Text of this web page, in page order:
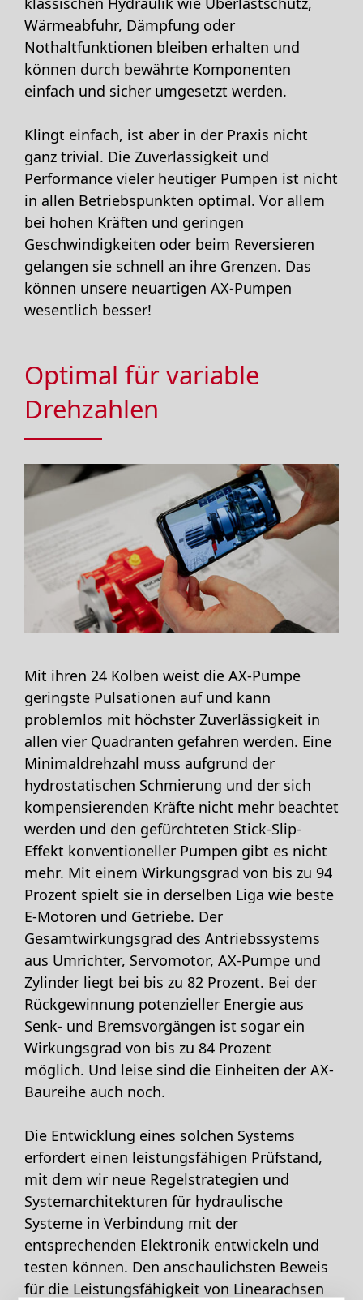
Wärmeabfuhr, Dämpfung oder
Nothaltfunktionen bleiben erhalten und
können durch bewährte Komponenten
einfach und sicher umgesetzt werden.
Klingt einfach, ist aber in der Praxis nicht
ganz trivial. Die Zuverlässigkeit und
Performance vieler heutiger Pumpen ist nicht
in allen Betriebspunkten optimal. Vor allem
bei hohen Kräften und geringen
Geschwindigkeiten oder beim Reversieren
gelangen sie schnell an ihre Grenzen. Das
können unsere neuartigen AX-Pumpen
wesentlich besser!
Optimal für variable
Drehzahlen
Mit ihren 24 Kolben weist die AX-Pumpe
geringste Pulsationen auf und kann
problemlos mit höchster Zuverlässigkeit in
allen vier Quadranten gefahren werden. Eine
Minimaldrehzahl muss aufgrund der
hydrostatischen Schmierung und der sich
kompensierenden Kräfte nicht mehr beachtet
werden und den gefürchteten Stick-Slip-
Effekt konventioneller Pumpen gibt es nicht
mehr. Mit einem Wirkungsgrad von bis zu 94
Prozent spielt sie in derselben Liga wie beste
E-Motoren und Getriebe. Der
Gesamtwirkungsgrad des Antriebssystems
aus Umrichter, Servomotor, AX-Pumpe und
Zylinder liegt bei bis zu 82 Prozent. Bei der
Rückgewinnung potenzieller Energie aus
Senk- und Bremsvorgängen ist sogar ein
Wirkungsgrad von bis zu 84 Prozent
möglich. Und leise sind die Einheiten der AX-
Baureihe auch noch.
Die Entwicklung eines solchen Systems
erfordert einen leistungsfähigen Prüfstand,
mit dem wir neue Regelstrategien und
Systemarchitekturen für hydraulische
Systeme in Verbindung mit der
entsprechenden Elektronik entwickeln und
testen können. Den anschaulichsten Beweis
für die Leistungsfähigkeit von Linearachsen